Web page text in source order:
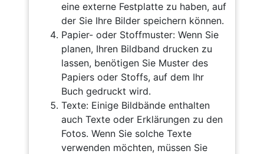
eine externe Festplatte zu haben, auf
der Sie Ihre Bilder speichern können.
Papier- oder Stoffmuster: Wenn Sie
planen, Ihren Bildband drucken zu
lassen, benötigen Sie Muster des
Papiers oder Stoffs, auf dem Ihr
Buch gedruckt wird.
Texte: Einige Bildbände enthalten
auch Texte oder Erklärungen zu den
Fotos. Wenn Sie solche Texte
verwenden möchten, müssen Sie